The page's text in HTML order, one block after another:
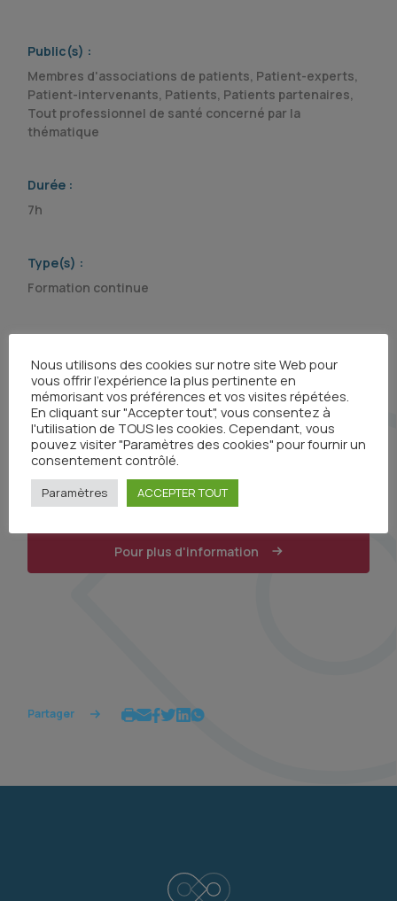
Public(s) :
Membres d'associations de patients, Patient-experts,
Patient-intervenants, Patients, Patients partenaires,
Tout professionnel de santé concerné par la
thématique
Durée :
7h
Type(s) :
Formation continue
Pour plus d'information
Partager
Nous utilisons des cookies sur notre site Web pour
vous offrir l'expérience la plus pertinente en
mémorisant vos préférences et vos visites répétées.
En cliquant sur "Accepter tout", vous consentez à
l'utilisation de TOUS les cookies. Cependant, vous
pouvez visiter "Paramètres des cookies" pour fournir un
consentement contrôlé.
Paramètres ACCEPTER TOUT